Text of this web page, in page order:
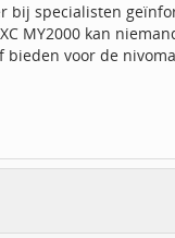
bij specialisten
MY2000 kan
bieden voor de